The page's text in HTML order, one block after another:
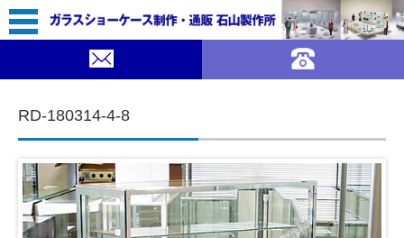
RD-180314-4-8